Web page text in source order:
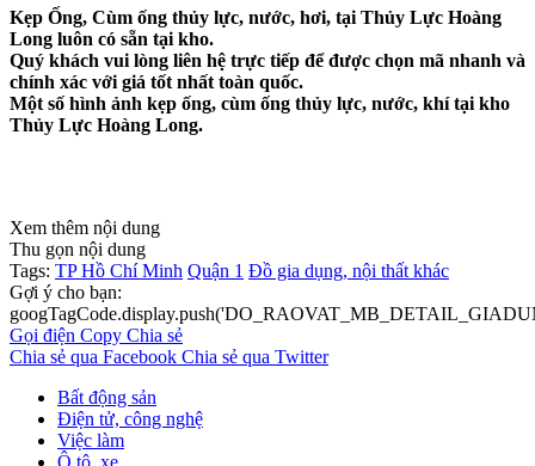
Kẹp Ống, Cùm ống thủy lực, nước, hơi, tại Thủy Lực Hoàng
Long luôn có sẵn tại kho.
Quý khách vui lòng liên hệ trực tiếp để được chọn mã nhanh và
chính xác với giá tốt nhất toàn quốc.
Một số hình ảnh kẹp ống, cùm ống thủy lực, nước, khí tại kho
Thủy Lực Hoàng Long.
Xem thêm nội dung
Thu gọn nội dung
Tags: TP Hồ Chí Minh Quận 1 Đồ gia dụng, nội thất khác
Gợi ý cho bạn:
Gọi điện Copy Chia sẻ
Chia sẻ qua Facebook Chia sẻ qua Twitter
Bất động sản
Điện tử, công nghệ
Việc làm
Ô tô, xe